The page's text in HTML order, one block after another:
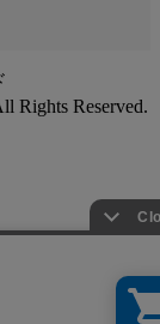
Rights Reserved.